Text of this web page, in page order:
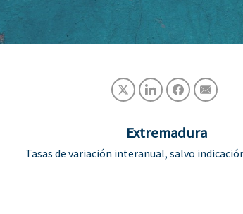
Extremadura
Tasas de variación interanual, salvo